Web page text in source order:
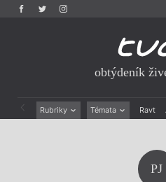
obtýdeník
Rubriky Témata Ravt
PJ